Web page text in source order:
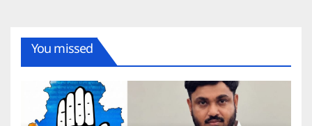
You missed